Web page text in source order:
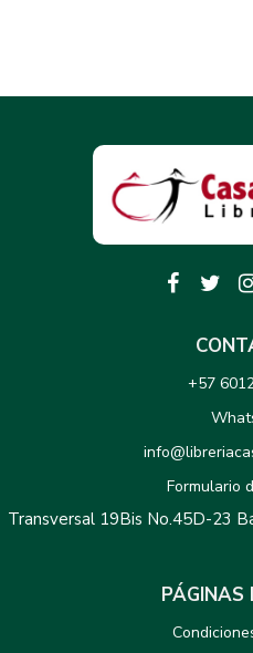
+57
Formulario
Transversal 19Bis No.45D-23
PÁGINAS